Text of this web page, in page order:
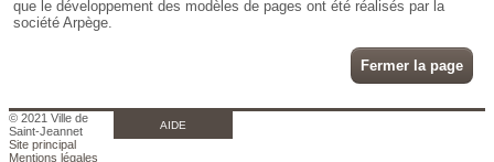
que le développement des modèles de pages ont été réalisés par la
société Arpège.
Fermer la page
© 2021 Ville de
Saint-Jeannet
Site principal
Mentions légales
AIDE